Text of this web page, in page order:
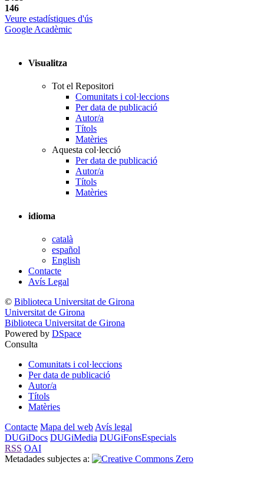
146
Veure estadístiques d'ús
Google Acadèmic
Visualitza
Tot el Repositori
Comunitats i col·leccions
Per data de publicació
Autor/a
Títols
Matèries
Aquesta col·lecció
Per data de publicació
Autor/a
Títols
Matèries
idioma
català
español
English
Contacte
Avís Legal
© Biblioteca Universitat de Girona
Universitat de Girona
Biblioteca Universitat de Girona
Powered by DSpace
Consulta
Comunitats i col·leccions
Per data de publicació
Autor/a
Títols
Matèries
Contacte Mapa del web Avís legal
DUGiDocs DUGiMedia DUGiFonsEspecials
RSS OAI
Metadades subjectes a: